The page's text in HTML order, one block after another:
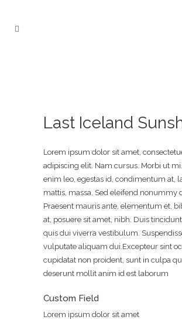
Last Iceland
Lorem ipsum dolor sit amet,
adipiscing elit. Nam cursus. Morbi ut
enim leo, egestas id, condimentum at,
mattis, massa. Sed eleifend nonummy
Praesent mauris ante, elementum et,
at, posuere sit amet, nibh. Duis
quis dui viverra vestibulum.
vulputate aliquam dui.Excepteur sint
cupidatat non proident, sunt in culpa
deserunt mollit anim id est laborum
Custom Field
Lorem ipsum dolor sit amet